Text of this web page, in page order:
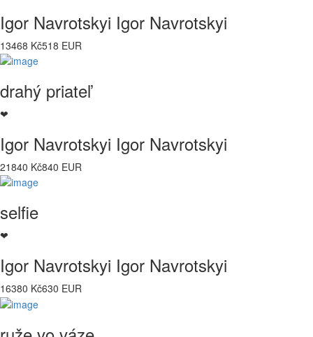
Igor Navrotskyi Igor Navrotskyi
13468 Kč518 EUR
drahý priateľ
❤
Igor Navrotskyi Igor Navrotskyi
21840 Kč840 EUR
selfie
❤
Igor Navrotskyi Igor Navrotskyi
16380 Kč630 EUR